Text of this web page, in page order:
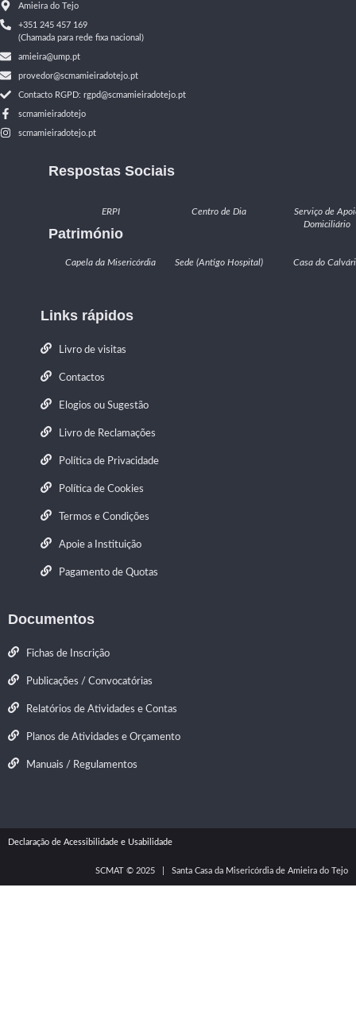
Amieira do Tejo
+351 245 457 169
(Chamada para rede fixa nacional)
amieira@ump.pt
provedor@scmamieiradotejo.pt
Contacto RGPD: rgpd@scmamieiradotejo.pt
scmamieiradotejo
scmamieiradotejo.pt
Respostas Sociais
ERPI Centro de Dia
Serviço de
Domiciliário
Património
Capela da Misericórdia Sede (Antigo Hospital) Casa do
Links rápidos
Livro de visitas
Contactos
Elogios ou Sugestão
Livro de Reclamações
Política de Privacidade
Política de Cookies
Termos e Condições
Apoie a Instituição
Pagamento de Quotas
Documentos
Fichas de Inscrição
Publicações / Convocatórias
Relatórios de Atividades e Contas
Planos de Atividades e Orçamento
Manuais / Regulamentos
Declaração de Acessibilidade e Usabilidade
SCMAT © 2025 | Santa Casa da Misericórdia de Amieira do Tejo